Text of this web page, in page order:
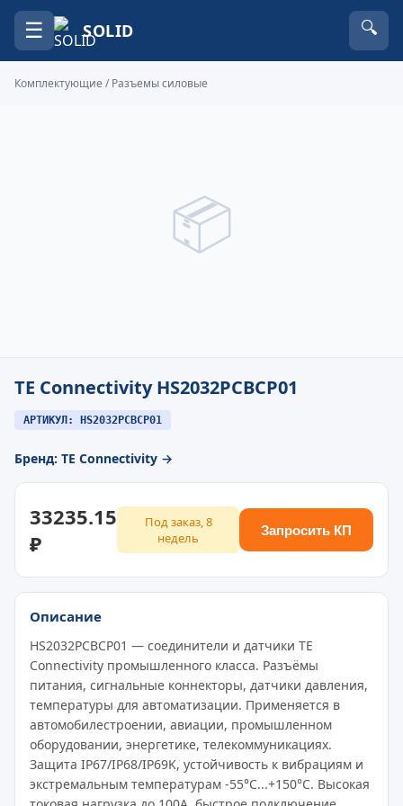
☰ SOLID 🔍
Комплектующие /Разъемы силовые
📦
TE Connectivity HS2032PCBCP01
АРТИКУЛ: HS2032PCBCP01
Бренд: TE Connectivity →
33235.15
₽
Под заказ, 8
недель
Запросить КП
Описание
HS2032PCBCP01 — соединители и датчики TE
Connectivity промышленного класса. Разъёмы
питания, сигнальные коннекторы, датчики давления,
температуры для автоматизации. Применяется в
автомобилестроении, авиации, промышленном
оборудовании, энергетике, телекоммуникациях.
Защита IP67/IP68/IP69K, устойчивость к вибрациям и
экстремальным температурам -55°C...+150°C. Высокая